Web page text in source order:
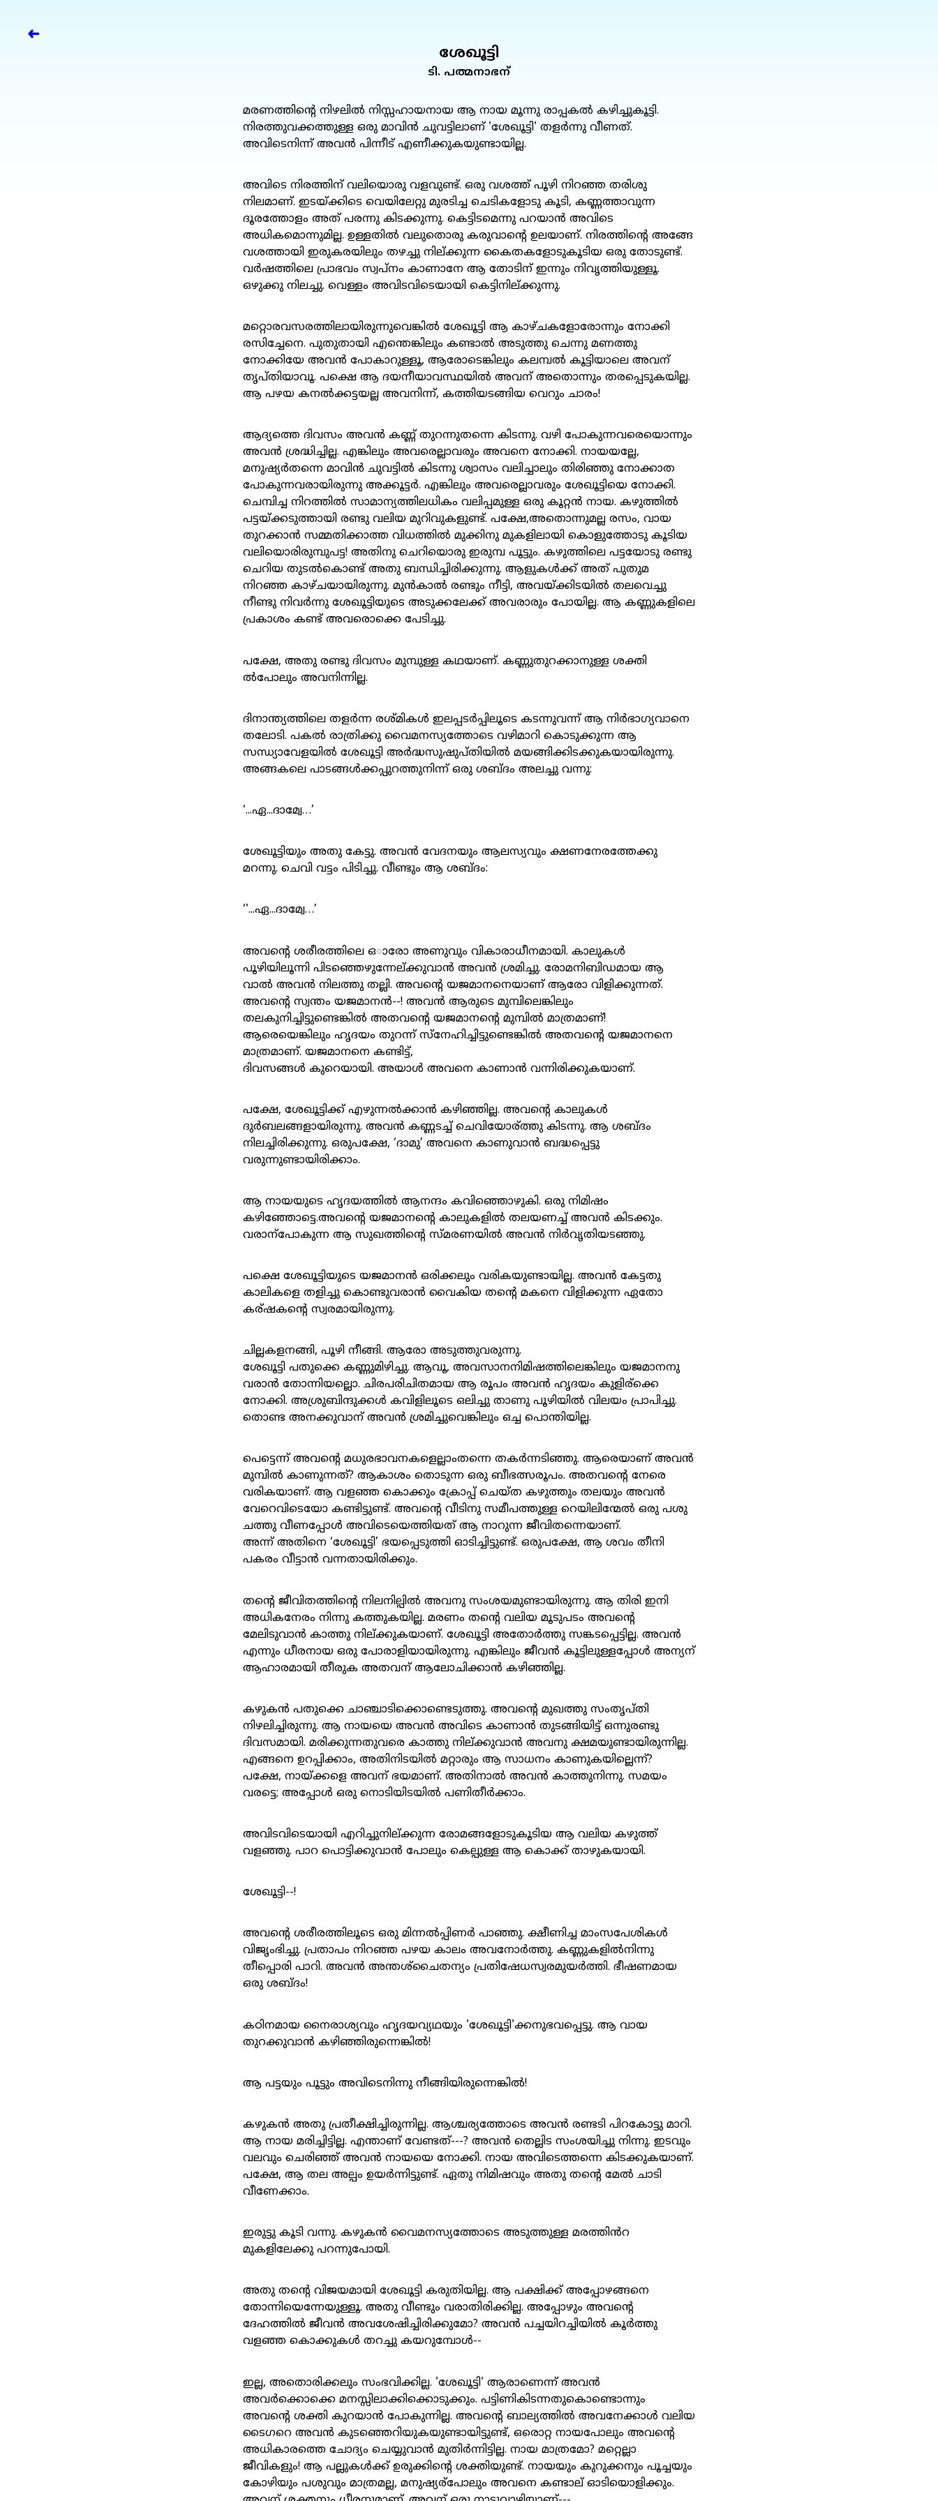
➜
ശേഖൂട്ടി
ടി. പത്മനാഭന്
മരണത്തിന്റെ നിഴലിൽ നിസ്സഹായനായ ആ നായ മൂന്നു രാപ്പകൽ കഴിച്ചുകൂട്ടി.
നിരത്തുവക്കത്തുള്ള ഒരു മാവിൻ ചുവട്ടിലാണ് 'ശേഖൂട്ടി' തളർന്നു വീണത്.
അവിടെനിന്ന് അവൻ പിന്നീട് എണീക്കുകയുണ്ടായില്ല.
അവിടെ നിരത്തിന് വലിയൊരു വളവുണ്ട്. ഒരു വശത്ത് പൂഴി നിറഞ്ഞ തരിശു
നിലമാണ്. ഇടയ്ക്കിടെ വെയിലേറ്റു മുരടിച്ച ചെടികളോടു കൂടി, കണ്ണത്താവുന്ന
ദൂരത്തോളം അത് പരന്നു കിടക്കുന്നു. കെട്ടിടമെന്നു പറയാൻ അവിടെ
അധികമൊന്നുമില്ല. ഉള്ളതിൽ വലുതൊരു കരുവാന്റെ ഉലയാണ്. നിരത്തിന്റെ അങ്ങേ
വശത്തായി ഇരുകരയിലും തഴച്ചു നില്ക്കുന്ന കൈതകളോടുകൂടിയ ഒരു തോടുണ്ട്.
വർഷത്തിലെ പ്രാഭവം സ്വപ്നം കാണാനേ ആ തോടിന് ഇന്നും നിവൃത്തിയുള്ളൂ.
ഒഴുക്കു നിലച്ചു. വെള്ളം അവിടവിടെയായി കെട്ടിനില്ക്കുന്നു.
മറ്റൊരവസരത്തിലായിരുന്നുവെങ്കിൽ ശേഖൂട്ടി ആ കാഴ്ചകളോരോന്നും നോക്കി
രസിച്ചേനെ. പുതുതായി എന്തെങ്കിലും കണ്ടാൽ അടുത്തു ചെന്നു മണത്തു
നോക്കിയേ അവൻ പോകാറുള്ളൂ, ആരോടെങ്കിലും കലമ്പൽ കൂട്ടിയാലെ അവന്
തൃപ്തിയാവൂ. പക്ഷെ ആ ദയനീയാവസ്ഥയിൽ അവന് അതൊന്നും തരപ്പെടുകയില്ല.
ആ പഴയ കനൽക്കട്ടയല്ല അവനിന്ന്, കത്തിയടങ്ങിയ വെറും ചാരം!
ആദ്യത്തെ ദിവസം അവൻ കണ്ണ് തുറന്നുതന്നെ കിടന്നു. വഴി പോകുന്നവരെയൊന്നും
അവൻ ശ്രദ്ധിച്ചില്ല. എങ്കിലും അവരെല്ലാവരും അവനെ നോക്കി. നായയല്ലേ,
മനുഷ്യർതന്നെ മാവിൻ ചുവട്ടിൽ കിടന്നു ശ്വാസം വലിച്ചാലും തിരിഞ്ഞു നോക്കാത
പോകുന്നവരായിരുന്നു അക്കൂട്ടർ. എങ്കിലും അവരെല്ലാവരും ശേഖൂട്ടിയെ നോക്കി.
ചെമ്പിച്ച നിറത്തിൽ സാമാന്യത്തിലധികം വലിപ്പമുള്ള ഒരു കൂറ്റൻ നായ. കഴുത്തിൽ
പട്ടയ്ക്കടുത്തായി രണ്ടു വലിയ മുറിവുകളുണ്ട്. പക്ഷേ,അതൊന്നുമല്ല രസം, വായ
തുറക്കാൻ സമ്മതിക്കാത്ത വിധത്തിൽ മുക്കിനു മുകളിലായി കൊളുത്തോടു കൂടിയ
വലിയൊരിരുമ്പുപട്ട! അതിനു ചെറിയൊരു ഇരുമ്പ പൂട്ടും. കഴുത്തിലെ പട്ടയോടു രണ്ടു
ചെറിയ തുടൽകൊണ്ട് അതു ബന്ധിച്ചിരിക്കുന്നു. ആളുകൾക്ക് അത് പുതുമ
നിറഞ്ഞ കാഴ്ചയായിരുന്നു. മുൻകാൽ രണ്ടും നീട്ടി, അവയ്ക്കിടയിൽ തലവെച്ചു
നീണ്ടു നിവർന്നു ശേഖൂട്ടിയുടെ അടുക്കലേക്ക് അവരാരും പോയില്ല. ആ കണ്ണുകളിലെ
പ്രകാശം കണ്ട് അവരൊക്കെ പേടിച്ചു.
പക്ഷേ, അതു രണ്ടു ദിവസം മുമ്പുള്ള കഥയാണ്. കണ്ണുതുറക്കാനുള്ള ശക്തി
ൽപോലും അവനിന്നില്ല.
ദിനാന്ത്യത്തിലെ തളർന്ന രശ്മികൾ ഇലപ്പടർപ്പിലൂടെ കടന്നുവന്ന് ആ നിർഭാഗ്യവാനെ
തലോടി. പകൽ രാത്രിക്കു വൈമനസ്യത്തോടെ വഴിമാറി കൊടുക്കുന്ന ആ
സന്ധ്യാവേളയിൽ ശേഖൂട്ടി അർദ്ധസുഷുപ്തിയിൽ മയങ്ങിക്കിടക്കുകയായിരുന്നു.
അങ്ങകലെ പാടങ്ങൾക്കപ്പുറത്തുനിന്ന് ഒരു ശബ്ദം അലച്ചു വന്നു:
‘...ഏ...ദാമ്വേ…’
ശേഖൂട്ടിയും അതു കേട്ടു. അവൻ വേദനയും ആലസ്യവും ക്ഷണനേരത്തേക്കു
മറന്നു. ചെവി വട്ടം പിടിച്ചു. വീണ്ടും ആ ശബ്ദം:
‘'...ഏ...ദാമ്വേ…’
അവന്റെ ശരീരത്തിലെ ഒാരോ അണുവും വികാരാധീനമായി. കാലുകൾ
പൂഴിയിലൂന്നി പിടഞ്ഞെഴുന്നേല്ക്കുവാൻ അവൻ ശ്രമിച്ചു. രോമനിബിഡമായ ആ
വാൽ അവൻ നിലത്തു തല്ലി. അവന്റെ യജമാനനെയാണ് ആരോ വിളിക്കുന്നത്.
അവന്റെ സ്വന്തം യജമാനൻ--! അവൻ ആരുടെ മുമ്പിലെങ്കിലും
തലകുനിച്ചിട്ടുണ്ടെങ്കിൽ അതവന്റെ യജമാനന്റെ മുമ്പിൽ മാത്രമാണ്!
ആരെയെങ്കിലും ഹൃദയം തുറന്ന് സ്നേഹിച്ചിട്ടുണ്ടെങ്കിൽ അതവന്റെ യജമാനനെ
മാത്രമാണ്. യജമാനനെ കണ്ടിട്ട്,
ദിവസങ്ങൾ കുറെയായി. അയാൾ അവനെ കാണാൻ വന്നിരിക്കുകയാണ്.
പക്ഷേ, ശേഖൂട്ടിക്ക് എഴുന്നൽക്കാൻ കഴിഞ്ഞില്ല. അവന്റെ കാലുകൾ
ദുർബലങ്ങളായിരുന്നു. അവൻ കണ്ണടച്ച് ചെവിയോര്ത്തു കിടന്നു. ആ ശബ്ദം
നിലച്ചിരിക്കുന്നു. ഒരുപക്ഷേ, ‘ദാമു’ അവനെ കാണുവാൻ ബദ്ധപ്പെട്ടു
വരുന്നുണ്ടായിരിക്കാം.
ആ നായയുടെ ഹൃദയത്തിൽ ആനന്ദം കവിഞ്ഞൊഴുകി. ഒരു നിമിഷം
കഴിഞ്ഞോട്ടെ.അവന്റെ യജമാനന്റെ കാലുകളിൽ തലയണച്ച് അവൻ കിടക്കും.
വരാന്പോകുന്ന ആ സുഖത്തിന്റെ സ്മരണയിൽ അവൻ നിർവൃതിയടഞ്ഞു.
പക്ഷെ ശേഖൂട്ടിയുടെ യജമാനൻ ഒരിക്കലും വരികയുണ്ടായില്ല. അവൻ കേട്ടതു
കാലികളെ തളിച്ചു കൊണ്ടുവരാൻ വൈകിയ തന്റെ മകനെ വിളിക്കുന്ന ഏതോ
കര്ഷകന്റെ സ്വരമായിരുന്നു.
ചില്ലകളനങ്ങി, പൂഴി നീങ്ങി. ആരോ അടുത്തുവരുന്നു.
ശേഖൂട്ടി പതുക്കെ കണ്ണുമിഴിച്ചു. ആവൂ, അവസാനനിമിഷത്തിലെങ്കിലും യജമാനനു
വരാൻ തോന്നിയല്ലൊ. ചിരപരിചിതമായ ആ രൂപം അവൻ ഹൃദയം കുളിര്ക്കെ
നോക്കി. അശ്രുബിന്ദുക്കൾ കവിളിലൂടെ ഒലിച്ചു താണു പൂഴിയിൽ വിലയം പ്രാപിച്ചു.
തൊണ്ട അനക്കുവാന് അവൻ ശ്രമിച്ചുവെങ്കിലും ഒച്ച പൊന്തിയില്ല.
പെട്ടെന്ന് അവന്റെ മധുരഭാവനകളെല്ലാംതന്നെ തകർന്നടിഞ്ഞു. ആരെയാണ് അവൻ
മുമ്പിൽ കാണുന്നത്? ആകാശം തൊടുന്ന ഒരു ബീഭത്സരൂപം. അതവന്റെ നേരെ
വരികയാണ്. ആ വളഞ്ഞ കൊക്കും ക്രോപ്പ് ചെയ്ത കഴുത്തും തലയും അവൻ
വേറെവിടെയോ കണ്ടിട്ടുണ്ട്. അവന്റെ വീടിനു സമീപത്തുള്ള റെയിലിന്മേൽ ഒരു പശു
ചത്തു വീണപ്പോൾ അവിടെയെത്തിയത് ആ നാറുന്ന ജീവിതന്നെയാണ്.
അന്ന് അതിനെ ‘ശേഖൂട്ടി’ ഭയപ്പെടുത്തി ഓടിച്ചിട്ടുണ്ട്. ഒരുപക്ഷേ, ആ ശവം തീനി
പകരം വീട്ടാൻ വന്നതായിരിക്കും.
തന്റെ ജീവിതത്തിന്റെ നിലനില്പിൽ അവനു സംശയമുണ്ടായിരുന്നു. ആ തിരി ഇനി
അധികനേരം നിന്നു കത്തുകയില്ല. മരണം തന്റെ വലിയ മൂടുപടം അവന്റെ
മേലിടുവാൻ കാത്തു നില്ക്കുകയാണ്. ശേഖൂട്ടി അതോർത്തു സങ്കടപ്പെട്ടില്ല. അവൻ
എന്നും ധീരനായ ഒരു പോരാളിയായിരുന്നു. എങ്കിലും ജീവൻ കൂട്ടിലുള്ളപ്പോൾ അന്യന്
ആഹാരമായി തീരുക അതവന് ആലോചിക്കാൻ കഴിഞ്ഞില്ല.
കഴുകൻ പതുക്കെ ചാഞ്ചാടിക്കൊണ്ടെടുത്തു. അവന്റെ മുഖത്തു സംതൃപ്തി
നിഴലിച്ചിരുന്നു. ആ നായയെ അവൻ അവിടെ കാണാൻ തുടങ്ങിയിട്ട് ഒന്നുരണ്ടു
ദിവസമായി. മരിക്കുന്നതുവരെ കാത്തു നില്ക്കുവാൻ അവനു ക്ഷമയുണ്ടായിരുന്നില്ല.
എങ്ങനെ ഉറപ്പിക്കാം, അതിനിടയിൽ മറ്റാരും ആ സാധനം കാണുകയില്ലെന്ന്?
പക്ഷേ, നായ്ക്കളെ അവന് ഭയമാണ്. അതിനാൽ അവൻ കാത്തുനിന്നു. സമയം
വരട്ടെ; അപ്പോൾ ഒരു നൊടിയിടയിൽ പണിതീർക്കാം.
അവിടവിടെയായി എറിച്ചുനില്ക്കുന്ന രോമങ്ങളോടുകൂടിയ ആ വലിയ കഴുത്ത്
വളഞ്ഞു. പാറ പൊട്ടിക്കുവാൻ പോലും കെല്പുള്ള ആ കൊക്ക് താഴുകയായി.
ശേഖൂട്ടി--!
അവന്റെ ശരീരത്തിലൂടെ ഒരു മിന്നൽപ്പിണർ പാഞ്ഞു. ക്ഷീണിച്ച മാംസപേശികൾ
വിജൃംഭിച്ചു. പ്രതാപം നിറഞ്ഞ പഴയ കാലം അവനോർത്തു. കണ്ണുകളിൽനിന്നു
തീപ്പൊരി പാറി. അവൻ അന്തശ്‌‌ചൈതന്യം പ്രതിഷേധസ്വരമുയർത്തി. ഭീഷണമായ
ഒരു ശബ്ദം!
കഠിനമായ നൈരാശ്യവും ഹൃദയവ്യഥയും 'ശേഖൂട്ടി'ക്കനുഭവപ്പെട്ടു. ആ വായ
തുറക്കുവാൻ കഴിഞ്ഞിരുന്നെങ്കിൽ!
ആ പട്ടയും പൂട്ടും അവിടെനിന്നു നീങ്ങിയിരുന്നെങ്കിൽ!
കഴുകൻ അതു പ്രതീക്ഷിച്ചിരുന്നില്ല. ആശ്ചര്യത്തോടെ അവൻ രണ്ടടി പിറകോട്ടു മാറി.
ആ നായ മരിച്ചിട്ടില്ല. എന്താണ് വേണ്ടത്---? അവൻ തെല്ലിട സംശയിച്ചു നിന്നു. ഇടവും
വലവും ചെരിഞ്ഞ് അവൻ നായയെ നോക്കി. നായ അവിടെത്തന്നെ കിടക്കുകയാണ്.
പക്ഷേ, ആ തല അല്പം ഉയർന്നിട്ടുണ്ട്. ഏതു നിമിഷവും അതു തന്റെ മേൽ ചാടി
വീണേക്കാം.
ഇരുട്ടു കൂടി വന്നു. കഴുകൻ വൈമനസ്യത്തോടെ അടുത്തുള്ള മരത്തിൻറ
മുകളിലേക്കു പറന്നുപോയി.
അതു തന്റെ വിജയമായി ശേഖൂട്ടി കരുതിയില്ല. ആ പക്ഷിക്ക് അപ്പോഴങ്ങനെ
തോന്നിയെന്നേയുള്ളൂ. അതു വീണ്ടും വരാതിരിക്കില്ല. അപ്പോഴും അവന്റെ
ദേഹത്തിൽ ജീവൻ അവശേഷിച്ചിരിക്കുമോ? അവൻ പച്ചയിറച്ചിയിൽ കൂർത്തു
വളഞ്ഞ കൊക്കുകൾ തറച്ചു കയറുമ്പോൾ--
ഇല്ല, അതൊരിക്കലും സംഭവിക്കില്ല. 'ശേഖൂട്ടി' ആരാണെന്ന് അവൻ
അവർക്കൊക്കെ മനസ്സിലാക്കിക്കൊടുക്കും. പട്ടിണികിടന്നതുകൊണ്ടൊന്നും
അവന്റെ ശക്തി കുറയാൻ പോകുന്നില്ല. അവന്റെ ബാല്യത്തിൽ അവനേക്കാൾ വലിയ
ടൈഗറെ അവൻ കുടഞ്ഞെറിയുകയുണ്ടായിട്ടുണ്ട്, ഒരൊറ്റ നായപോലും അവന്റെ
അധികാരത്തെ ചോദ്യം ചെയ്യുവാൻ മുതിർന്നിട്ടില്ല. നായ മാത്രമോ? മറ്റെല്ലാ
ജീവികളും! ആ പല്ലുകൾക്ക് ഉരുക്കിന്റെ ശക്തിയുണ്ട്. നായയും കുറുക്കനും പൂച്ചയും
കോഴിയും പശുവും മാത്രമല്ല, മനുഷ്യര്പോലും അവനെ കണ്ടാല് ഓടിയൊളിക്കും.